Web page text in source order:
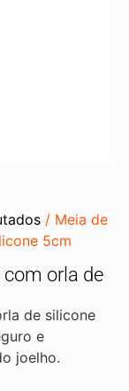
/ Meia de
5cm
orla de
de silicone
e
joelho.